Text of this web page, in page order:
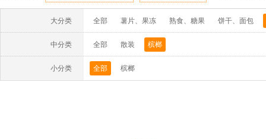
大分类 全部 薯片、果冻 熟食、糖果 饼干、面包
中分类 全部 散装 槟榔
小分类 全部 槟榔